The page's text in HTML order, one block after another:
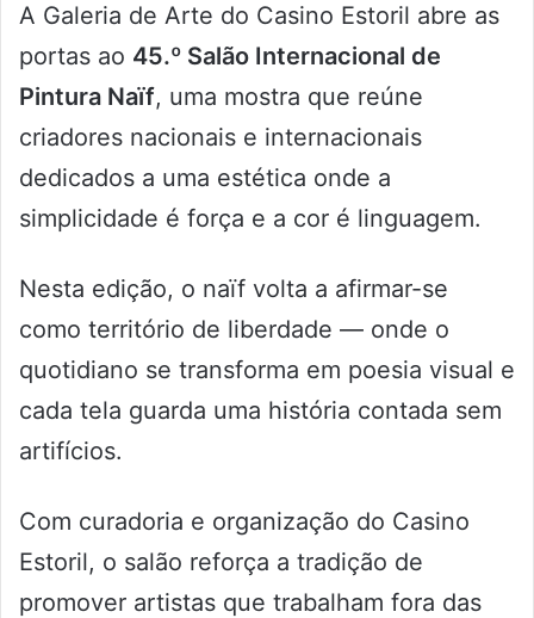
A Galeria de Arte do Casino Estoril abre as
portas ao 45.º Salão Internacional de
Pintura Naïf, uma mostra que reúne
criadores nacionais e internacionais
dedicados a uma estética onde a
simplicidade é força e a cor é linguagem.
Nesta edição, o naïf volta a afirmar-se
como território de liberdade — onde o
quotidiano se transforma em poesia visual e
cada tela guarda uma história contada sem
artifícios.
Com curadoria e organização do Casino
Estoril, o salão reforça a tradição de
promover artistas que trabalham fora das